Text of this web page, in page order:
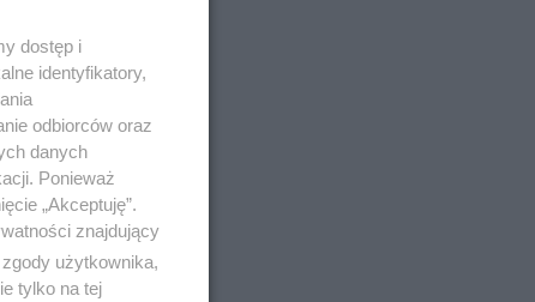
dostęp i
identyfikatory,
odbiorców oraz
danych
Ponieważ
„Akceptuję”.
znajdujący
użytkownika,
tylko na tej